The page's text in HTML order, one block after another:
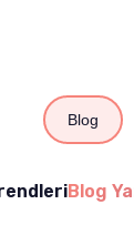
Blog
Blog